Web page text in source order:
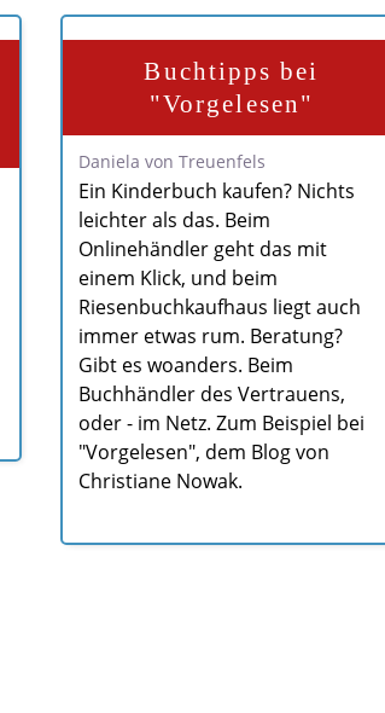
Buchtipps bei
"Vorgelesen"
Daniela von Treuenfels
Ein Kinderbuch kaufen? Nichts
leichter als das. Beim
Onlinehändler geht das mit
einem Klick, und beim
Riesenbuchkaufhaus liegt auch
immer etwas rum. Beratung?
Gibt es woanders. Beim
Buchhändler des Vertrauens,
oder - im Netz. Zum Beispiel bei
"Vorgelesen", dem Blog von
Christiane Nowak.